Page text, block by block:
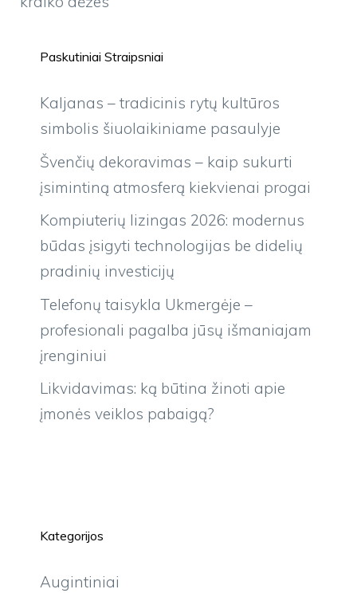
Paskutiniai Straipsniai
Kaljanas – tradicinis rytų kultūros
simbolis šiuolaikiniame pasaulyje
Švenčių dekoravimas – kaip sukurti
įsimintiną atmosferą kiekvienai progai
Kompiuterių lizingas 2026: modernus
būdas įsigyti technologijas be didelių
pradinių investicijų
Telefonų taisykla Ukmergėje –
profesionali pagalba jūsų išmaniajam
įrenginiui
Likvidavimas: ką būtina žinoti apie
įmonės veiklos pabaigą?
Kategorijos
Augintiniai